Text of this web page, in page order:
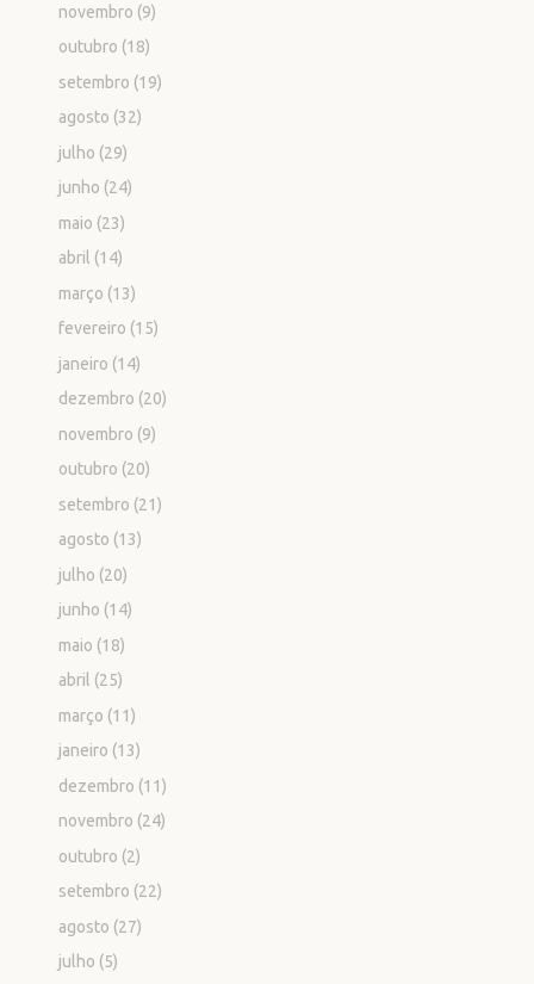
novembro (9)
outubro (18)
setembro (19)
agosto (32)
julho (29)
junho (24)
maio (23)
abril (14)
março (13)
fevereiro (15)
janeiro (14)
dezembro (20)
novembro (9)
outubro (20)
setembro (21)
agosto (13)
julho (20)
junho (14)
maio (18)
abril (25)
março (11)
janeiro (13)
dezembro (11)
novembro (24)
outubro (2)
setembro (22)
agosto (27)
julho (5)